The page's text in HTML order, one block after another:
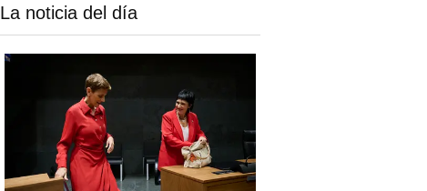
La noticia del día